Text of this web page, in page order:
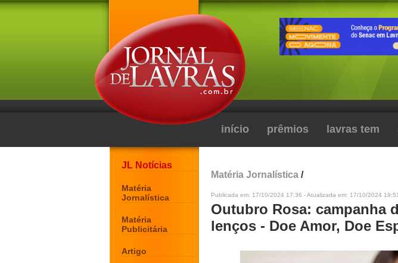
início prêmios lavras tem
JL Notícias
Matéria
Jornalística
Matéria
Publicitária
Artigo
Matéria Jornalística /
Publicada em: 17/10/2024 17:36 - Atualizada em: 17/10/2024 19:51
Outubro Rosa: campanha
lenços - Doe Amor, Doe